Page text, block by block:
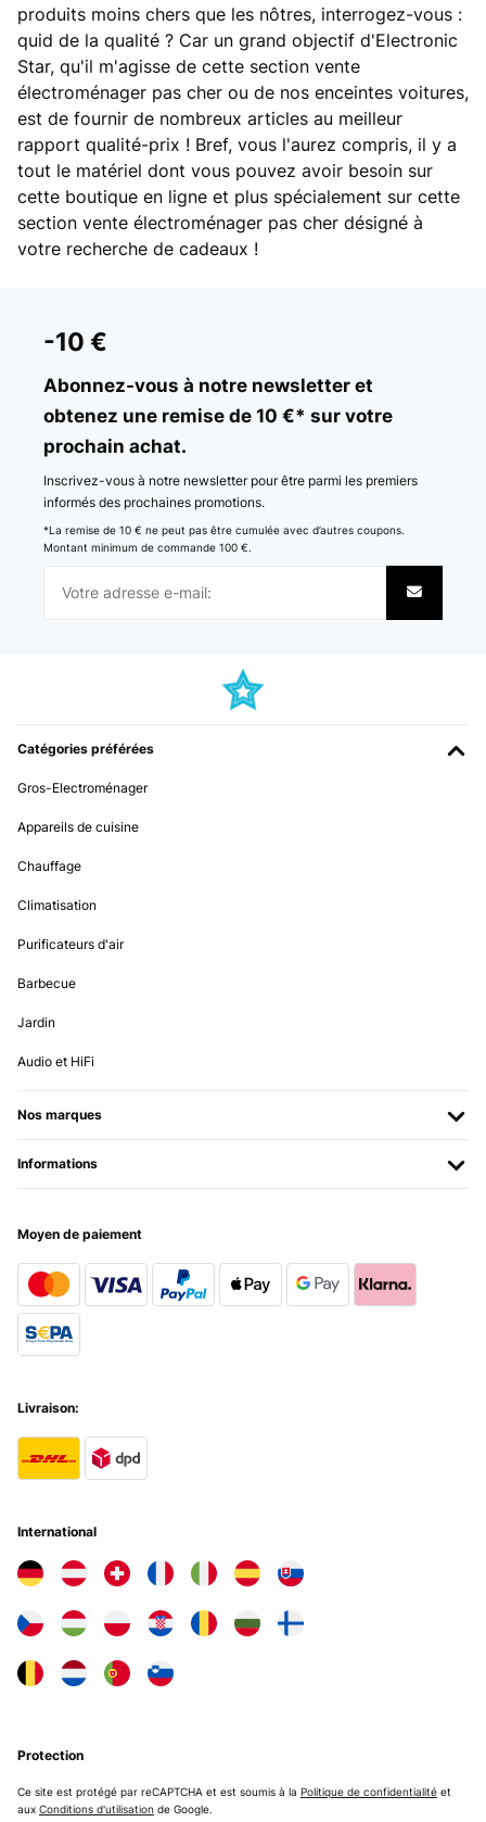
produits moins chers que les nôtres, interrogez-vous :
quid de la qualité ? Car un grand objectif d'Electronic
Star, qu'il m'agisse de cette section vente
électroménager pas cher ou de nos enceintes voitures,
est de fournir de nombreux articles au meilleur
rapport qualité-prix ! Bref, vous l'aurez compris, il y a
tout le matériel dont vous pouvez avoir besoin sur
cette boutique en ligne et plus spécialement sur cette
section vente électroménager pas cher désigné à
votre recherche de cadeaux !
-10 €
Abonnez-vous à notre newsletter et
obtenez une remise de 10 €* sur votre
prochain achat.
Inscrivez-vous à notre newsletter pour être parmi les premiers
informés des prochaines promotions.
*La remise de 10 € ne peut pas être cumulée avec d’autres coupons.
Montant minimum de commande 100 €.
Catégories préférées
Gros-Electroménager
Appareils de cuisine
Chauffage
Climatisation
Purificateurs d'air
Barbecue
Jardin
Audio et HiFi
Nos marques
Informations
Moyen de paiement
Livraison:
International
Protection
Ce site est protégé par reCAPTCHA et est soumis à la Politique de confidentialité et
aux Conditions d'utilisation de Google.